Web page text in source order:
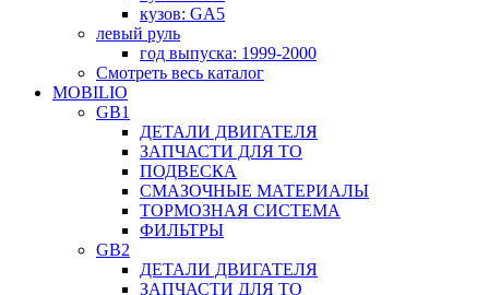
кузов: GA5
левый руль
год выпуска: 1999-2000
Смотреть весь каталог
MOBILIO
GB1
ДЕТАЛИ ДВИГАТЕЛЯ
ЗАПЧАСТИ ДЛЯ ТО
ПОДВЕСКА
СМАЗОЧНЫЕ МАТЕРИАЛЫ
ТОРМОЗНАЯ СИСТЕМА
ФИЛЬТРЫ
GB2
ДЕТАЛИ ДВИГАТЕЛЯ
ЗАПЧАСТИ ДЛЯ ТО